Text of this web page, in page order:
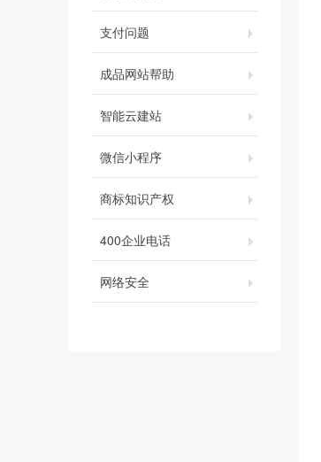
支付问题
成品网站帮助
智能云建站
微信小程序
商标知识产权
400企业电话
网络安全